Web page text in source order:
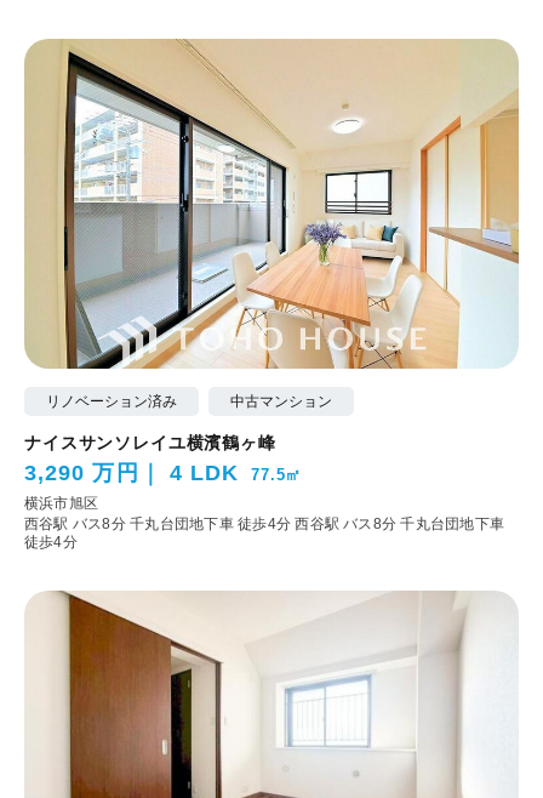
リノベーション済み 中古マンション
ナイスサンソレイユ横濱鶴ヶ峰
3,290 万円 4 LDK 77.5㎡
横浜市旭区
西谷駅 バス8分 千丸台団地下車 徒歩4分西谷駅 バス8分 千丸台団地下車
徒歩4分